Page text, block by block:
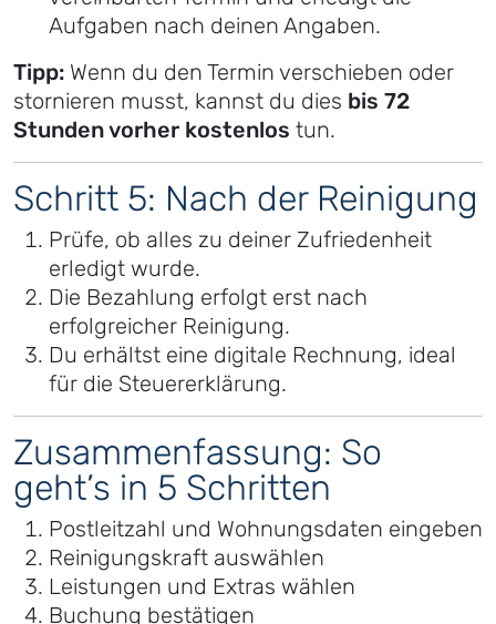
Aufgaben nach deinen Angaben.
Tipp: Wenn du den Termin verschieben oder
stornieren musst, kannst du dies bis 72
Stunden vorher kostenlos tun.
Schritt 5: Nach der Reinigung
Prüfe, ob alles zu deiner Zufriedenheit
erledigt wurde.
Die Bezahlung erfolgt erst nach
erfolgreicher Reinigung.
Du erhältst eine digitale Rechnung, ideal
für die Steuererklärung.
Zusammenfassung: So
geht’s in 5 Schritten
Postleitzahl und Wohnungsdaten eingeben
Reinigungskraft auswählen
Leistungen und Extras wählen
Buchung bestätigen